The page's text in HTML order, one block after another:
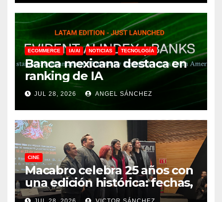
ECOMMERCE IA/AI NOTICIAS TECNOLOGÍA
Banca mexicana destaca en
ranking de IA
JUL 28, 2026 ANGEL SÁNCHEZ
CINE
Macabro celebra 25 años con
una edición histórica: fechas,
sedes, invitados y todo lo que